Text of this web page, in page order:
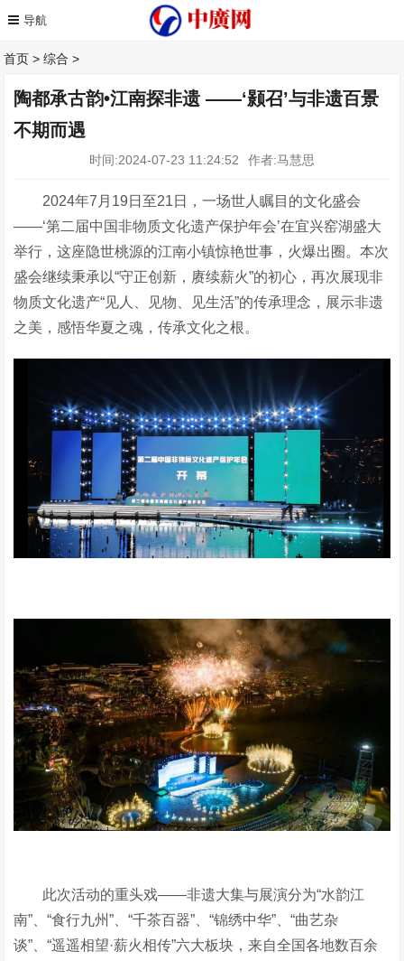
首页 >综合 >
陶都承古韵•江南探非遗 ——‘颢召’与非遗百景
不期而遇
时间:2024-07-23 11:24:52 作者:马慧思
2024年7 月 19 日至21 日，一场世人瞩目 的文化盛会
——‘第二届中国非物质文化遗产保护年会’在宜兴窑湖盛大
举行，这座隐世桃源的江南小镇惊艳世事， 火爆出圈。本次
盛会继续秉承 以“守正创新 ，赓续薪火”的初心 ，再次展现非
物质文化遗产“见人、见物、见生活”的传承理念， 展示非遗
之美，感悟华夏之魂，传承文化之根。
此次活动的重头戏——非遗大集与展演分为“水韵江
南”、“食行九州”、“千茶百器”、“锦绣中华”、“曲艺杂
谈”、“遥遥相望·薪火相传”六大板块，来自全国各地数百余